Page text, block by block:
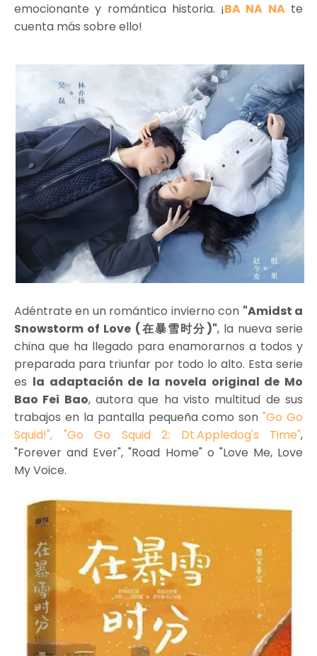
emocionante y romántica historia. ¡BA NA NAte
cuenta más sobre ello!
Adéntrate en un romántico invierno con "Amidst a
Snowstorm of Love (在暴雪时分)", la nueva serie
china que ha llegado para enamorarnos a todos y
preparada para triunfar por todo lo alto. Esta serie
es la adaptación de la novela original de Mo
Bao Fei Bao, autora que ha visto multitud de sus
trabajos en la pantalla pequeña como son"Go Go
Squid!", "Go Go Squid 2: Dt.Appledog's Time",
"Forever and Ever", "Road Home" o "Love Me, Love
My Voice.